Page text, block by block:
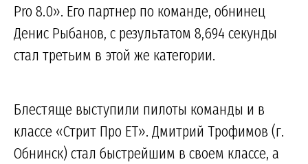
Pro 8.0». Его партнер по команде, обнинец
Денис Рыбанов, с результатом 8,694 секунды
стал третьим в этой же категории.
Блестяще выступили пилоты команды и в
классе «Стрит Про ET». Дмитрий Трофимов (г.
Обнинск) стал быстрейшим в своем классе, а